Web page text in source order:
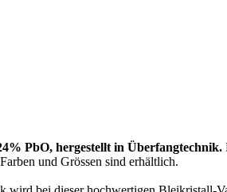
PbO, hergestellt in Überfangtechnik.
und Grössen sind erhältlich.